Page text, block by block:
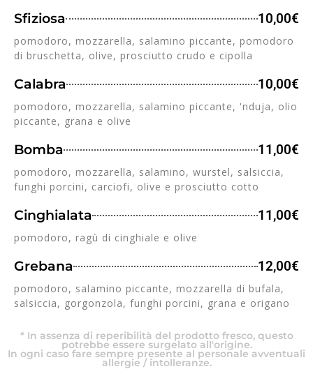
Sfiziosa 10,00€
pomodoro, mozzarella, salamino piccante, pomodoro
di bruschetta, olive, prosciutto crudo e cipolla
Calabra 10,00€
pomodoro, mozzarella, salamino piccante, 'nduja, olio
piccante, grana e olive
Bomba 11,00€
pomodoro, mozzarella, salamino, wurstel, salsiccia,
funghi porcini, carciofi, olive e prosciutto cotto
Cinghialata 11,00€
pomodoro, ragù di cinghiale e olive
Grebana 12,00€
pomodoro, salamino piccante, mozzarella di bufala,
salsiccia, gorgonzola, funghi porcini, grana e origano
* In assenza di reperibilità del prodotto fresco, questo
potrebbe essere surgelato all'origine.
In ogni caso fare sempre presente al personale avventuali
allergie / intolleranze.